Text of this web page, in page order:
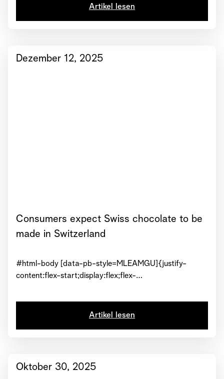
Artikel lesen
Dezember 12, 2025
Consumers expect Swiss chocolate to be
made in Switzerland
#html-body [data-pb-style=MLEAMGU]{justify-
content:flex-start;display:flex;flex-
repeat;background-attachment:scroll}#html-body
Artikel lesen
Oktober 30, 2025